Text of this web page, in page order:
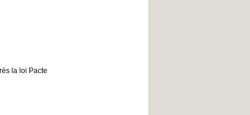
la loi Pacte